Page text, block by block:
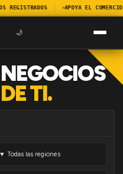
REGISTRADOS APOYA EL
🌙
TI.